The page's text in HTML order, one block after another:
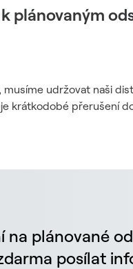
plánovaným
udržovat naši
krátkodobé přerušení
plánované
posílat